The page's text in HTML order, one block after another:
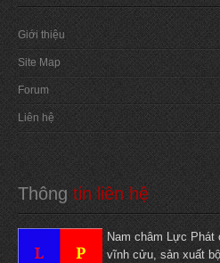
Giới thiệu
Site Map
Forum
Liên hệ
Thông tin liên hệ
Nam châm Lực Phát
vĩnh cửu, sản xuất